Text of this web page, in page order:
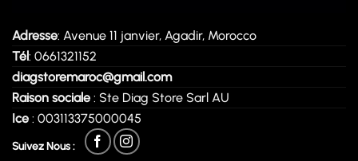
Adresse: Avenue 11 janvier, Agadir, Morocco
Tél: 0661321152
diagstoremaroc@gmail.com
Raison sociale : Ste Diag Store Sarl AU
Ice : 003113375000045
Suivez Nous :